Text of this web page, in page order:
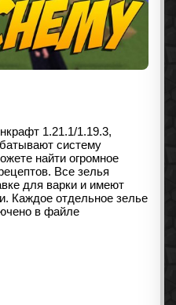
1.21.1/1.19.3,
систему
найти огромное
Все зелья
для варки и имеют
Каждое отдельное зелье
в файле